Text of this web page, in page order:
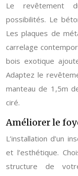
Le revêtement
possibilités. Le
Les plaques de
carrelage
bois exotique
Adaptez le
manteau de 1,5m
ciré.
Améliorer le
L’installation d’un
et l’esthétique.
structure de